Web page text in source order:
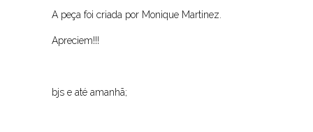
A peça foi criada por Monique Martinez.
Apreciem!!!
bjs e até amanhã;